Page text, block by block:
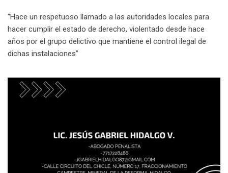
“Hace un respetuoso llamado a las autoridades locales para
hacer cumplir el estado de derecho, violentado desde hace
años por el grupo delictivo que mantiene el control ilegal de
dichas instalaciones”